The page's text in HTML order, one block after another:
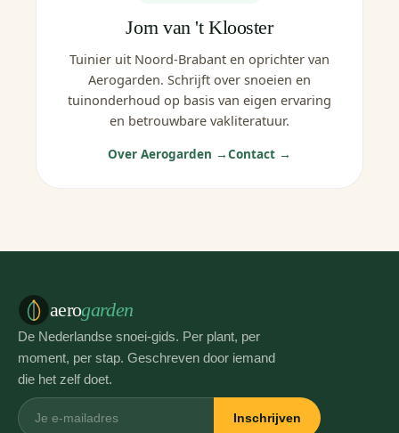
Jorn van 't Klooster
Tuinier uit Noord-Brabant en oprichter van
Aerogarden. Schrijft over snoeien en
tuinonderhoud op basis van eigen ervaring
en betrouwbare vakliteratuur.
Over Aerogarden →Contact →
aerogarden
De Nederlandse snoei-gids. Per plant, per
moment, per stap. Geschreven door iemand
die het zelf doet.
Inschrijven